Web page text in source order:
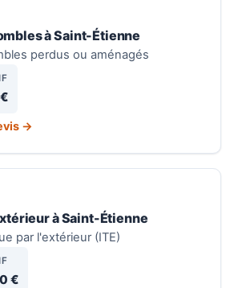
à Saint-Étienne
perdus ou aménagés
→
à Saint-Étienne
par l'extérieur (ITE)
€